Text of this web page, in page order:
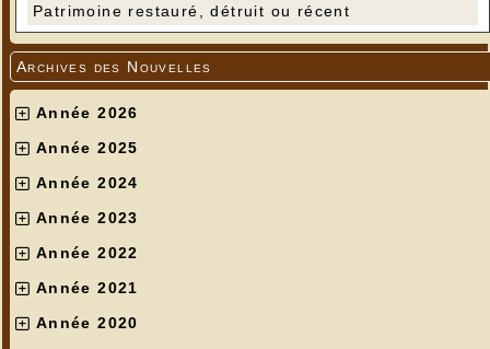
Patrimoine restauré, détruit ou récent
Archives des Nouvelles
Année 2026
Année 2025
Année 2024
Année 2023
Année 2022
Année 2021
Année 2020